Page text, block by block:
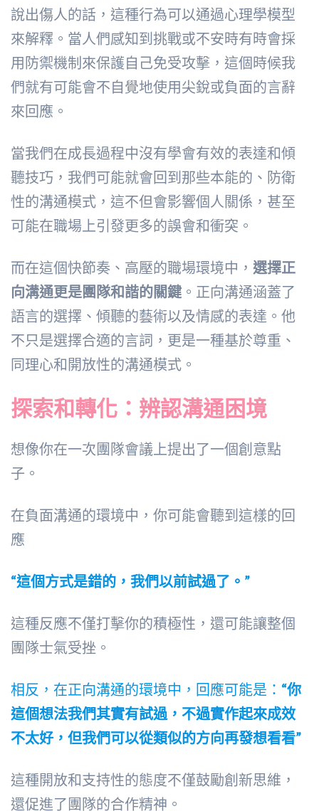
說出傷人的話，這種行為可以通過心理學模型
來解釋。當人們感知到挑戰或不安時有時會採
用防禦機制來保護自己免受攻擊，這個時候我
們就有可能會不自覺地使用尖銳或負面的言辭
來回應。
當我們在成長過程中沒有學會有效的表達和傾
聽技巧，我們可能就會回到那些本能的、防衛
性的溝通模式，這不但會影響個人關係，甚至
可能在職場上引發更多的誤會和衝突。
而在這個快節奏、高壓的職場環境中， 選擇正
向溝通更是團隊和諧的關鍵 。正向溝通涵蓋了
語言的選擇、傾聽的藝術以及情感的表達。他
不只是選擇合適的言詞，更是一種基於尊重、
同理心和開放性的溝通模式。
探索和轉化：辨認溝通困境
想像你在一次團隊會議上提出了一個創意點
子。
在負面溝通的環境中，你可能會聽到這樣的回
應
“這個方式是錯的，我們以前試過了。”
這種反應不僅打擊你的積極性，還可能讓整個
團隊士氣受挫。
相反，在正向溝通的環境中，回應可能是： “你
這個想法我們其實有試過，不過實作起來成效
不太好，但我們可以從類似的方向再發想看看”
這種開放和支持性的態度不僅鼓勵創新思維，
還促進了團隊的合作精神。